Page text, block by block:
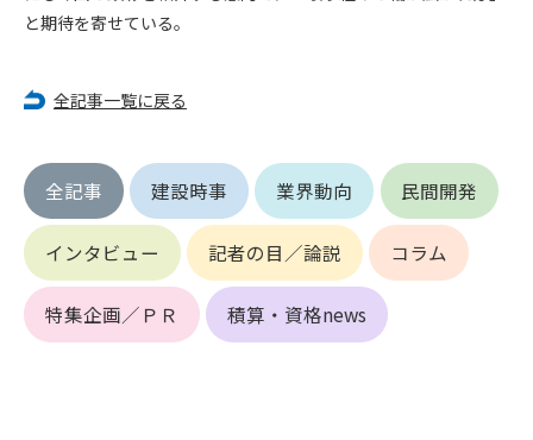
と期待を寄せている。
全記事一覧に戻る
全記事 建設時事 業界動向 民間開発
インタビュー 記者の目／論説 コラム
特集企画／ＰＲ 積算・資格news
(3) 会員申し込みの際、申告事項に虚偽があった場合
(5) その他管理者が会員とすることを不適当と判断した場合
ます。
第5条（IDおよびパスワードの管理）
1. 会員は申込の際に管理者が発行したIDおよびパスワードの使
用および管理について責任を負うものとします。
2. 会員は、自己のIDおよびパスワードを、貸与、譲渡、売買、
その他形態を問わず、第三者に利用させることはできませ